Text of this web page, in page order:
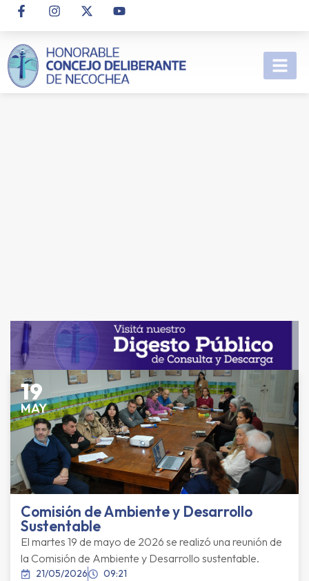
19
MAY
Comisión de Ambiente y Desarrollo
Sustentable
El martes 19 de mayo de 2026 se realizó una reunión de
la Comisión de Ambiente y Desarrollo sustentable.
21/05/2026 09:21